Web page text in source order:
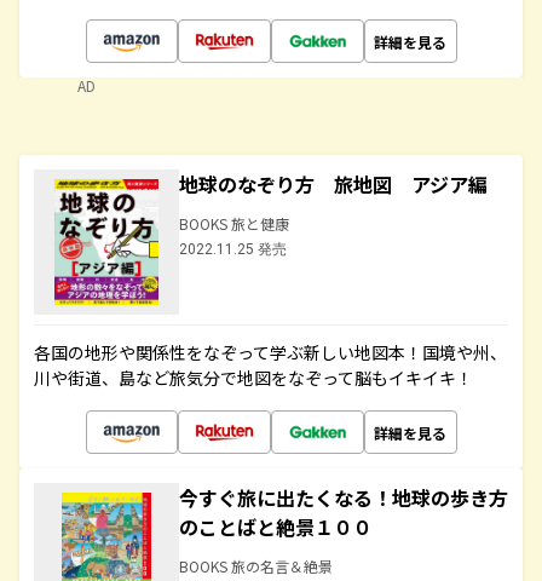
詳細を見る
AD
地球のなぞり方 旅地図 アジア編
BOOKS 旅と健康
2022.11.25 発売
各国の地形や関係性をなぞって学ぶ新しい地図本！国境や州、
川や街道、島など旅気分で地図をなぞって脳もイキイキ！
詳細を見る
今すぐ旅に出たくなる！地球の歩き方
のことばと絶景１００
BOOKS 旅の名言＆絶景